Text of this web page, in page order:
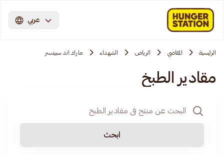
عربي
الرئيسية المقاضي الرياض الشهداء مارك اند سبينسر
مقادير الطبخ
ابحث